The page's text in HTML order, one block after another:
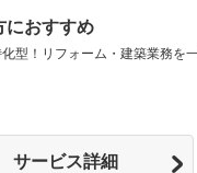
におすすめ
型！リフォーム・建築業務を
サービス詳細